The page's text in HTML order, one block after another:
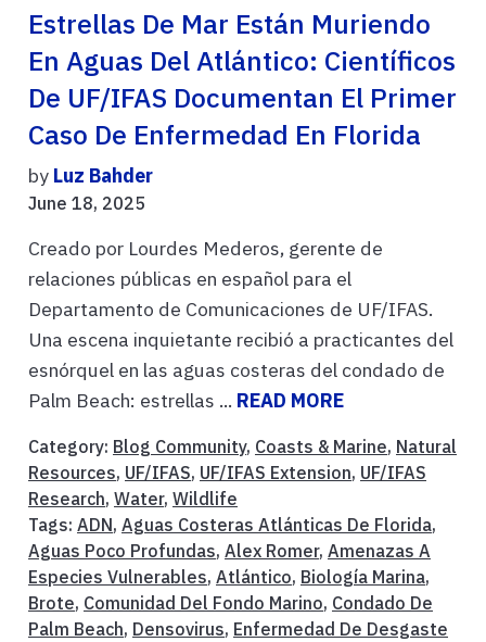
Estrellas De Mar Están Muriendo
En Aguas Del Atlántico: Científicos
De UF/IFAS Documentan El Primer
Caso De Enfermedad En Florida
by Luz Bahder
June 18, 2025
Creado por Lourdes Mederos, gerente de
relaciones públicas en español para el
Departamento de Comunicaciones de UF/IFAS.
Una escena inquietante recibió a practicantes del
esnórquel en las aguas costeras del condado de
Palm Beach: estrellas ... READ MORE
Category: Blog Community, Coasts & Marine, Natural
Resources, UF/IFAS, UF/IFAS Extension, UF/IFAS
Research, Water, Wildlife
Tags: ADN, Aguas Costeras Atlánticas De Florida,
Aguas Poco Profundas, Alex Romer, Amenazas A
Especies Vulnerables, Atlántico, Biología Marina,
Brote, Comunidad Del Fondo Marino, Condado De
Palm Beach, Densovirus, Enfermedad De Desgaste